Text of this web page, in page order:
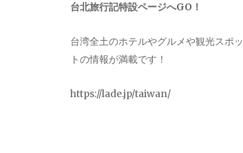
台北旅行記特設ページへGO！
台湾全土のホテルやグルメや観光スポッ
トの情報が満載です！
https://lade.jp/taiwan/